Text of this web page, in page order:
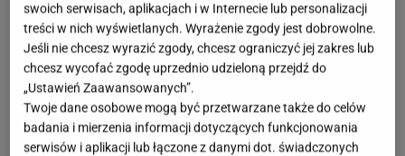
swoich serwisach, aplikacjach i w Internecie lub personalizacji
treści w nich wyświetlanych. Wyrażenie zgody jest dobrowolne.
Jeśli nie chcesz wyrazić zgody, chcesz ograniczyć jej zakres lub
chcesz wycofać zgodę uprzednio udzieloną przejdź do
„Ustawień Zaawansowanych”.
Twoje dane osobowe mogą być przetwarzane także do celów
badania i mierzenia informacji dotyczących funkcjonowania
serwisów i aplikacji lub łączone z danymi dot. świadczonych